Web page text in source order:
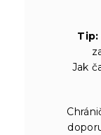
Tip:
Jak